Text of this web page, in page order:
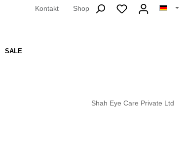
Kontakt Shop
SALE
Shah Eye Care Private Ltd